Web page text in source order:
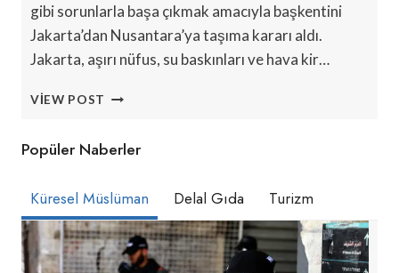
gibi sorunlarla başa çıkmak amacıyla başkentini
Jakarta’dan Nusantara’ya taşıma kararı aldı.
Jakarta, aşırı nüfus, su baskınları ve hava kir…
VIEW POST ENDONEZYA
NUSANTARA’YA
Popüler Naberler
Küresel Müslüman Delal Gıda Turizm